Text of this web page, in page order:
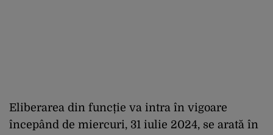
Eliberarea din funcție va intra în vigoare
începând de miercuri, 31 iulie 2024, se arată în